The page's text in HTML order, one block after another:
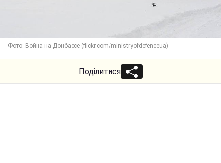
Фото: Война на Донбассе (flickr.com/ministryofdefenceua)
Поділитися